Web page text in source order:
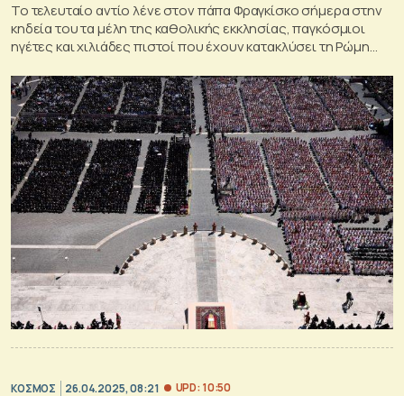
Το τελευταίο αντίο λένε στον πάπα Φραγκίσκο σήμερα στην
κηδεία του τα μέλη της καθολικής εκκλησίας, παγκόσμιοι
ηγέτες και χιλιάδες πιστοί που έχουν κατακλύσει τη Ρώμη
ΚΟΣΜΟΣ 26.04.2025, 08:21 UPD: 10:50